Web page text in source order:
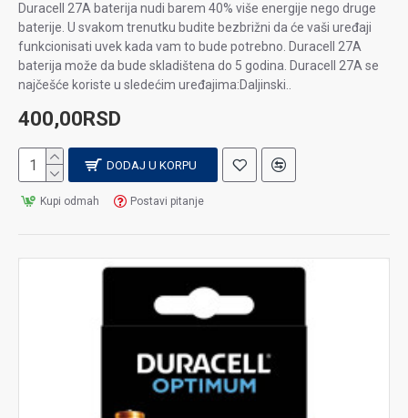
Duracell 27A baterija nudi barem 40% više energije nego druge
baterije. U svakom trenutku budite bezbrižni da će vaši uređaji
funkcionisati uvek kada vam to bude potrebno. Duracell 27A
baterija može da bude skladištena do 5 godina. Duracell 27A se
najčešće koriste u sledećim uređajima:Daljinski..
400,00RSD
DODAJ U KORPU
Kupi odmah Postavi pitanje